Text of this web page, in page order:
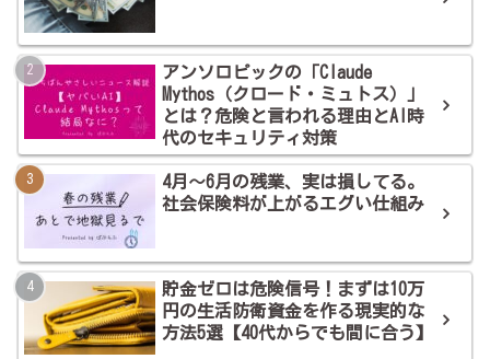
アンソロピックの「Claude
Mythos（クロード・ミュトス）」
とは？危険と言われる理由とAI時
代のセキュリティ対策
4月～6月の残業、実は損してる。
社会保険料が上がるエグい仕組み
貯金ゼロは危険信号！まずは10万
円の生活防衛資金を作る現実的な
方法5選【40代からでも間に合う】